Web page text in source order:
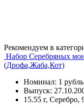
Рекомендуем в
Набор Серебряных
(Дрофа,Жаба,Кот)
Номинал: 1 рубль
Выпуск:
15.55 г, Серебро,